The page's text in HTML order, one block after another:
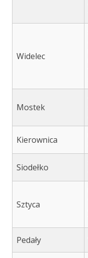
Widelec
Mostek
Kierownica
Siodełko
Sztyca
Pedały